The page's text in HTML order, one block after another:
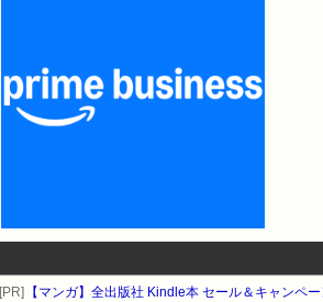
[PR] 【マンガ】全出版社 Kindle本 セール＆キャンペ